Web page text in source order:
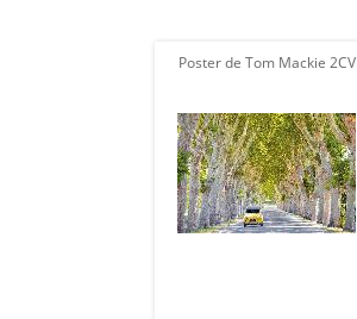
Poster de Tom Mackie 2CV